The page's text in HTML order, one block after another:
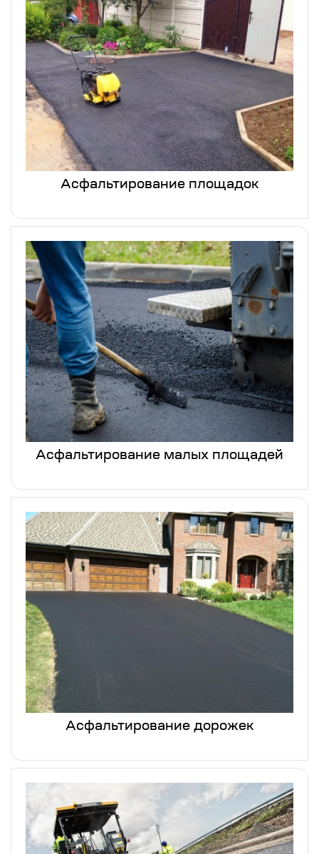
Асфальтирование площадок
Асфальтирование малых площадей
Асфальтирование дорожек